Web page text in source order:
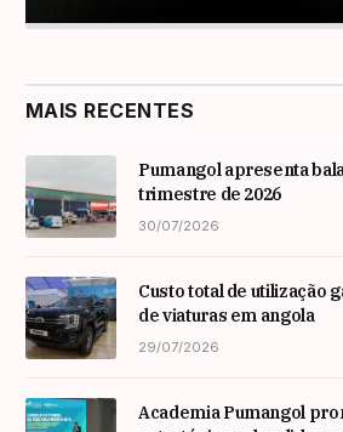
MAIS RECENTES
Pumangol apresenta
trimestre de 2026
30/07/2026
Custo total de utilização
de viaturas em angola
29/07/2026
Academia Pumangol